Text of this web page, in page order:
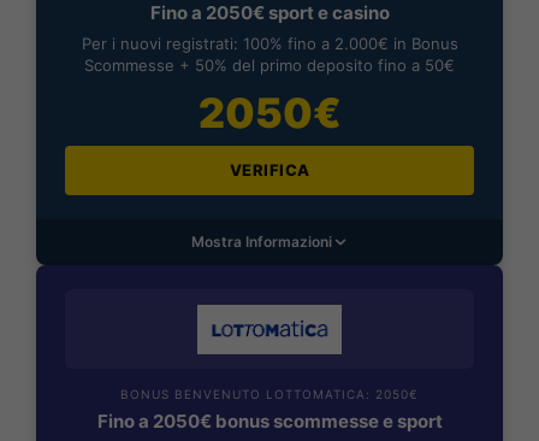
Fino a 2050€ sport e casino
Per i nuovi registrati: 100% fino a 2.000€ in Bonus
Scommesse + 50% del primo deposito fino a 50€
2050€
VERIFICA
Mostra Informazioni
BONUS BENVENUTO LOTTOMATICA: 2050€
Fino a 2050€ bonus scommesse e sport